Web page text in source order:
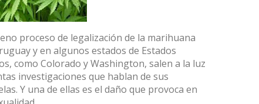
proceso de legalización de la marihuana
y en algunos estados de Estados
como Colorado y Washington, salen a la luz
investigaciones que hablan de sus
Y una de ellas es el daño que provoca en